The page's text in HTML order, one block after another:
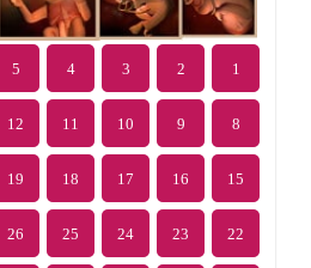
1
2
3
4
5
8
9
10
11
12
15
16
17
18
19
22
23
24
25
26